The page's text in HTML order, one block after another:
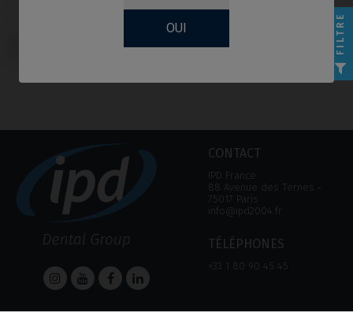
OUI
CONTACT
IPD France
88 Avenue des Ternes ‑
75017 Paris
info@ipd2004.fr
TÉLÉPHONES
+33 1 80 90 45 45
FILTRE